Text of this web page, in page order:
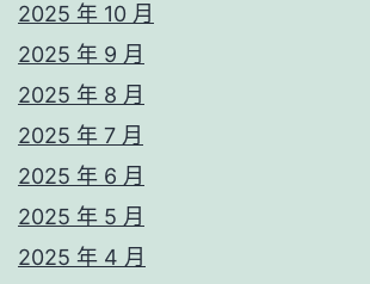
2025 年 10 月
2025 年 9 月
2025 年 8 月
2025 年 7 月
2025 年 6 月
2025 年 5 月
2025 年 4 月